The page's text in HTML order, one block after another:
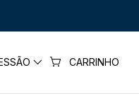
CARRINHO
DEWALT